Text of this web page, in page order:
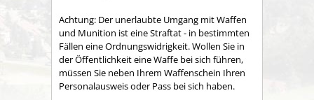
Achtung: Der unerlaubte Umgang mit Waffen
und Munition ist eine Straftat - in bestimmten
Fällen eine Ordnungswidrigkeit.Wollen Sie in
der Öffentlichkeit eine Waffe bei sich führen,
müssen Sie neben Ihrem Waffenschein Ihren
Personalausweis oder Pass bei sich haben.